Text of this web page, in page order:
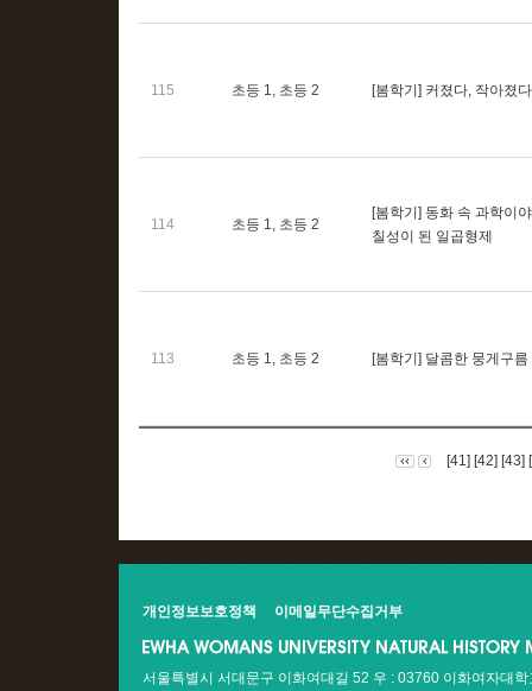
115 초등 1, 초등 2 [봄학기] 커졌다, 작아졌
114 초등 1, 초등 2
[봄학기] 동화 속 과학이
칠성이 된 일곱형제
113 초등 1, 초등 2 [봄학기] 달콤한 뭉게구
[41] [42] [43]
개인정보보호정책 이메일무단수집거부
서울특별시 서대문구 이화여대길 52 우 : 03760 이화여자대